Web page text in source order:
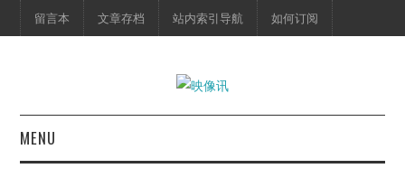
留言本 文章存档 站内索引导航 如何订阅
MENU